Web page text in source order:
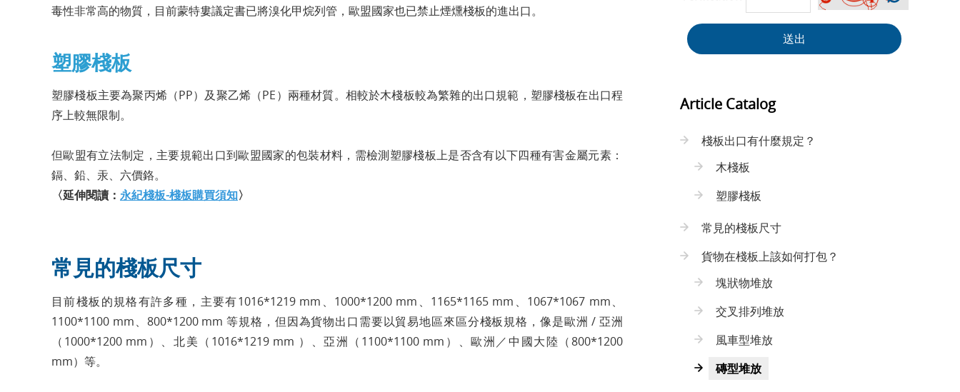
毒性非常高的物質，目前蒙特婁議定書已將溴化甲烷列管，歐盟國家也已禁止煙燻棧板的進出口。
塑膠棧板
塑膠棧板主要為聚丙烯（PP）及聚乙烯（PE）兩種材質。相較於木棧板較為繁雜的出口規範，塑膠棧板在出口程
序上較無限制。
但歐盟有立法制定，主要規範出口到歐盟國家的包裝材料，需檢測塑膠棧板上是否含有以下四種有害金屬元素：
鎘、鉛、汞、六價鉻。
〈延伸閱讀： 永紀棧板-棧板購買須知〉
常見的棧板尺寸
目前棧板的規格有許多種，主要有1016*1219 mm、1000*1200 mm、1165*1165 mm、1067*1067 mm、
1100*1100 mm、800*1200 mm 等規格，但因為貨物出口需要以貿易地區來區分棧板規格，像是歐洲 / 亞洲
（1000*1200 mm）、北美（1016*1219 mm ）、亞洲（1100*1100 mm）、歐洲／中國大陸（800*1200
mm）等。
送出
Article Catalog
棧板出口有什麼規定？
木棧板
塑膠棧板
常見的棧板尺寸
貨物在棧板上該如何打包？
塊狀物堆放
交叉排列堆放
風車型堆放
磚型堆放